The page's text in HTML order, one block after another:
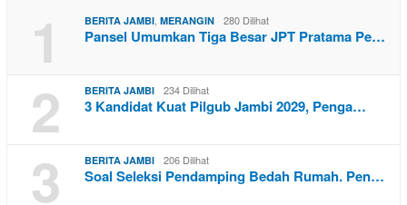
1 BERITA JAMBI, MERANGIN 280 Dilihat
Pansel Umumkan Tiga Besar JPT Pratama Pe…
2 BERITA JAMBI 234 Dilihat
3 Kandidat Kuat Pilgub Jambi 2029, Penga…
3 BERITA JAMBI 206 Dilihat
Soal Seleksi Pendamping Bedah Rumah. Pen…